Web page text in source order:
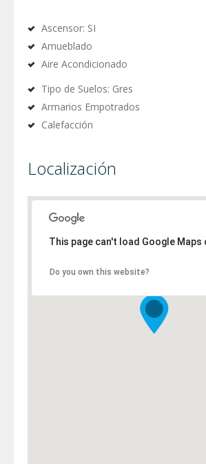
Ascensor: SI
Amueblado
Aire Acondicionado
Tipo de Suelos: Gres
Armarios Empotrados
Calefacción
Localización
This page can't load Google
Do you own this website?